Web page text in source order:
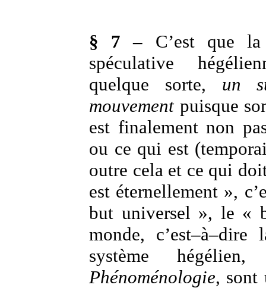
§ 7 – C’est que la
spéculative
quelque sorte, un
mouvementpuisque
est finalement non
ou ce qui est
outre cela et ce qui
est éternellement »,
but universel », le «
monde, c’est–à–dire
système
Phénoménologie, sont